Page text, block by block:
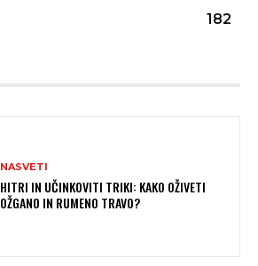
182
NASVETI
HITRI IN UČINKOVITI TRIKI: KAKO OŽIVETI
OŽGANO IN RUMENO TRAVO?